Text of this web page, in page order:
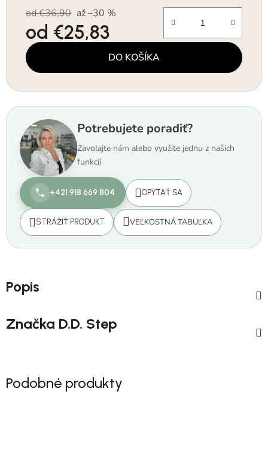
od €36,90 až –30 %
od €25,83
Jednotková cena: DO KOŠÍKA
Potrebujete poradiť?
Zavolajte nám alebo využite jednu z našich
funkcií
+421 918 669 804 OPÝTAŤ SA
STRÁŽIŤ PRODUKT VEĽKOSTNÁ TABUĽKA
Popis
Značka D.D. Step
Podobné produkty